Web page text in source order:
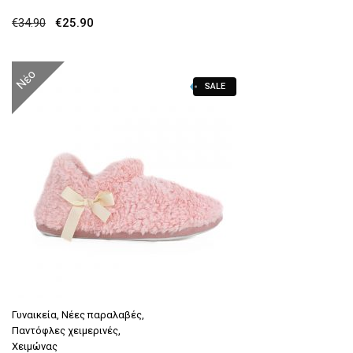
€34.90
Original
was:
€25.90
SALE
Νέο
Γυναικεία, Νέες παραλαβές,
Παντόφλες χειμερινές,
Χειμώνας